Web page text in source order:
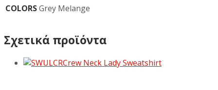
COLORSGrey Melange
Σχετικά προϊόντα